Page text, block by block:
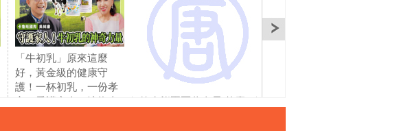
「牛初乳」原來這麼
好，黃金級的健康守
護！一杯初乳，一份孝
心，愛護家人，擁抱幸
吳純審
台灣生態奇蹟！1500種
原生植物復育山林，連
中研院都驚嘆朝聖 秀木
德生態園區董事長 黃慶